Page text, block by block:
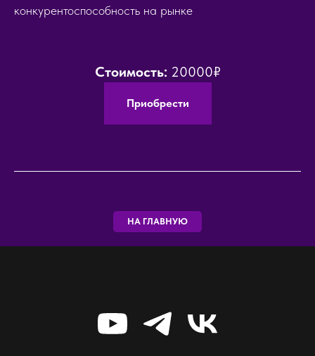
конкурентоспособность на рынке
Стоимость: 20000₽
Приобрести
НА ГЛАВНУЮ